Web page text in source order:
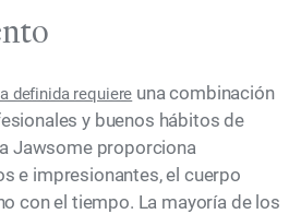
definida requiere una combinación
y buenos hábitos de
Jawsome proporciona
e impresionantes, el cuerpo
con el tiempo. La mayoría de los